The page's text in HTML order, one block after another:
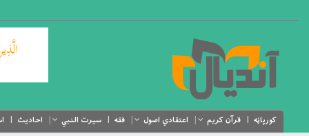
کورپاڼه قرآن کریم اعتقادي اصول فقه سیرت النبي احادیث